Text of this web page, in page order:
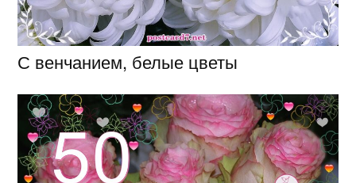
С венчанием, белые цветы